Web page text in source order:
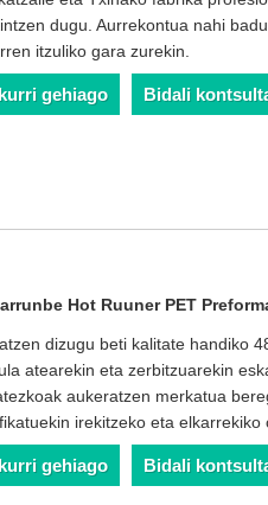
dugu. Aurrekontua nahi
itzuliko gara zurekin.
gehiago Bidali
Hot Ruuner PET
dizugu beti kalitate handiko
atearekin eta zerbitzuarekin
aukeratzen merkatua
irekitzeko eta elkarrekiko
gehiago Bidali